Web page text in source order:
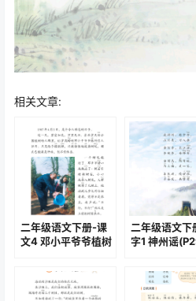
相关文章:
二年级语文下册-课
文4 邓小平爷爷植树
二年级语文下
字1 神州谣